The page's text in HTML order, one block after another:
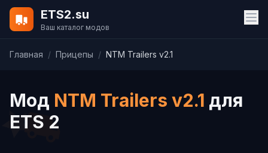
ETS2.su
Ваш каталог модов
Главная / Прицепы / NTM Trailers v2.1
Мод NTM Trailers v2.1 для
ETS 2